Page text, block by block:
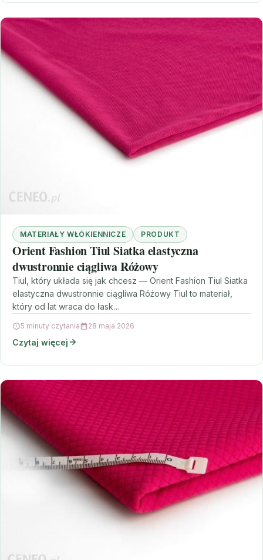
MATERIAŁY WŁÓKIENNICZE PRODUKT
Orient Fashion Tiul Siatka elastyczna
dwustronnie ciągliwa Różowy
Tiul, który układa się jak chcesz — Orient Fashion Tiul Siatka
elastyczna dwustronnie ciągliwa Różowy Tiul to materiał,
który od lat wraca do łask…
5 minuty czytania 28 maja 2026
Czytaj więcej